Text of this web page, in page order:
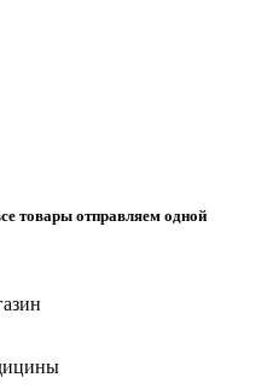
товары отправляем одной